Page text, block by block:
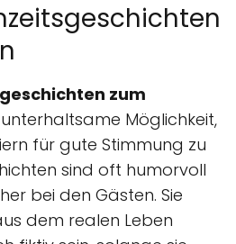
zum
Möglichkeit,
für gute Stimmung zu
sind oft humorvoll
bei den Gästen. Sie
dem realen Leben